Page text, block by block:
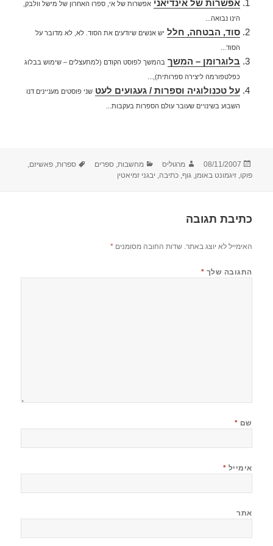
אפשרות של אינדיאני אפשרות של אי, ספרו האחרון של מישל וולבק,
הינו נבואה...
סוד, הבטחה, חלל יש אנשים שיודעים את הסוד. לא, לא מדובר על
הסוד...
בלוגרומן – המשך בהמשך לפוסט הקודם (למתעצלים – שימוש בבלוג
כפלטפורמה ליצירה ספרותית),...
על טכנולוגיה וספרות / געגועים לעט שני פוסטים מעניינים דנו
השבוע בשינויים שעובר עולם הספרות בעקבות...
פורסם
בתאריך
08/11/2007 מחבר
מרגוליס קטגוריות
מחשבות ,ספרים תגיות
ספרות ,פאשיזם
פוקו ,זיגמונט באומן ,גוף ,כתיבה יבגני זמיאטין
כתיבת תגובה
האימייל לא יוצג באתר. שדות החובה מסומנים*
התגובה שלך *
שם *
אימייל *
אתר